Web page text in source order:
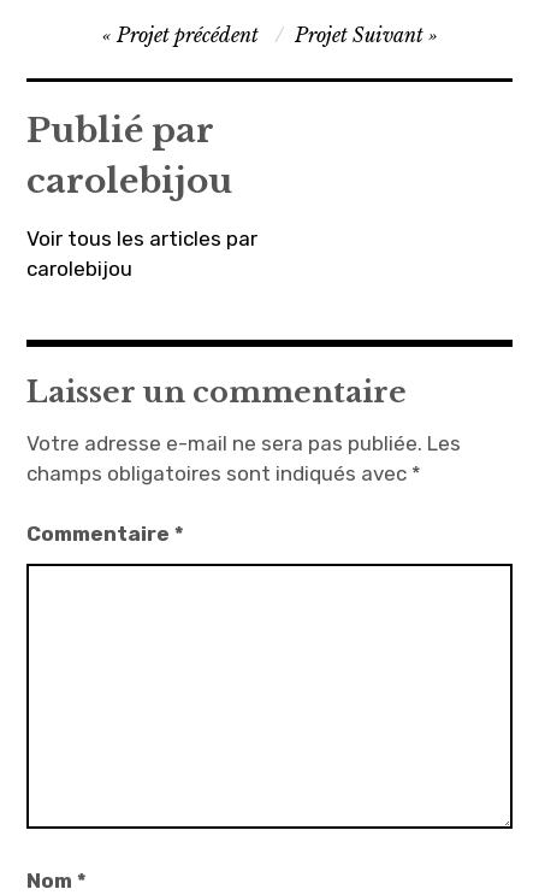
Navigation
de
l’article
Projet précédent Projet Suivant
Publié par
carolebijou
Voir tous les articles par
carolebijou
Laisser un commentaire
Votre adresse e-mail ne sera pas publiée. Les
champs obligatoires sont indiqués avec *
Commentaire*
Nom*